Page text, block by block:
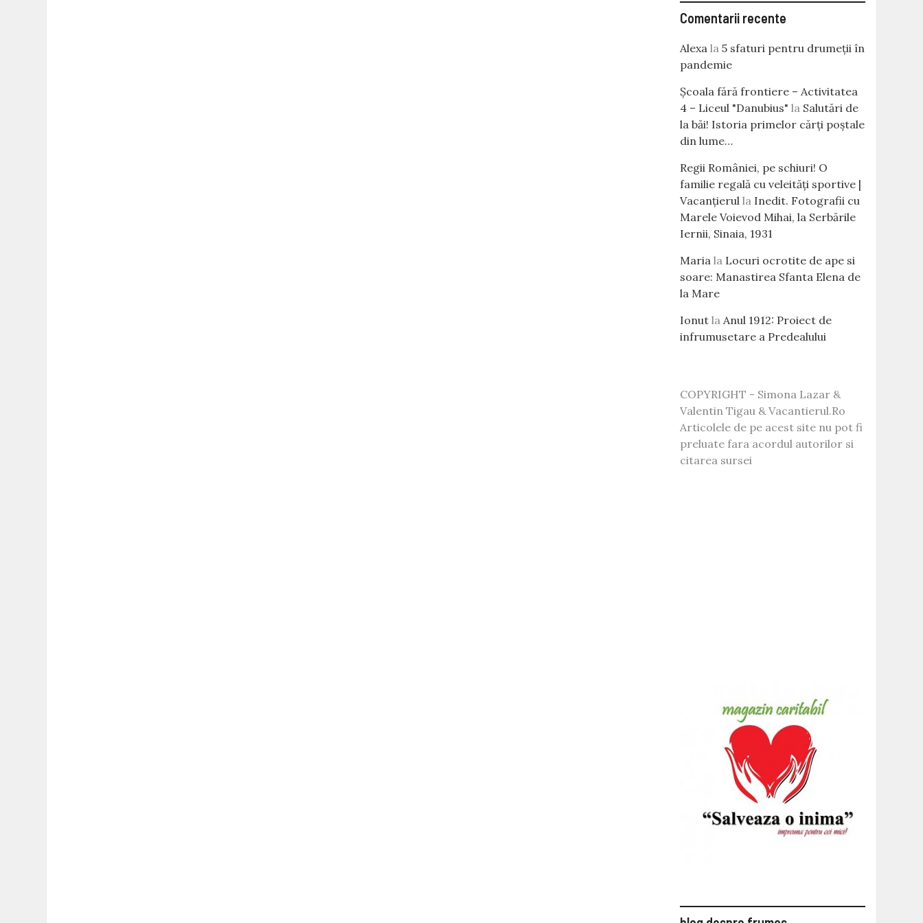
Comentarii recente
Alexa la 5 sfaturi pentru drumeții în
pandemie
Școala fără frontiere – Activitatea
4 – Liceul "Danubius" la Salutări de
la băi! Istoria primelor cărţi poştale
din lume…
Regii României, pe schiuri! O
familie regală cu veleităţi sportive |
Vacanțierul la Inedit. Fotografii cu
Marele Voievod Mihai, la Serbările
Iernii, Sinaia, 1931
Maria la Locuri ocrotite de ape si
soare: Manastirea Sfanta Elena de
la Mare
Ionutla Anul 1912: Proiect de
infrumusetare a Predealului
COPYRIGHT - Simona Lazar &
Valentin Tigau & Vacantierul.Ro
Articolele de pe acest site nu pot fi
preluate fara acordul autorilor si
citarea sursei